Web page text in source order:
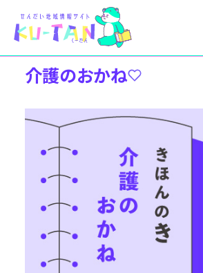
介護のおかね